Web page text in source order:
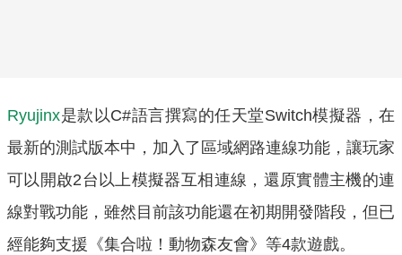
Ryujinx是款以C#語言撰寫的任天堂Switch模擬器，在
最新的測試版本中，加入了區域網路連線功能，讓玩家
可以開啟2台以上模擬器互相連線，還原實體主機的連
線對戰功能，雖然目前該功能還在初期開發階段，但已
經能夠支援《集合啦！動物森友會》等4款遊戲。